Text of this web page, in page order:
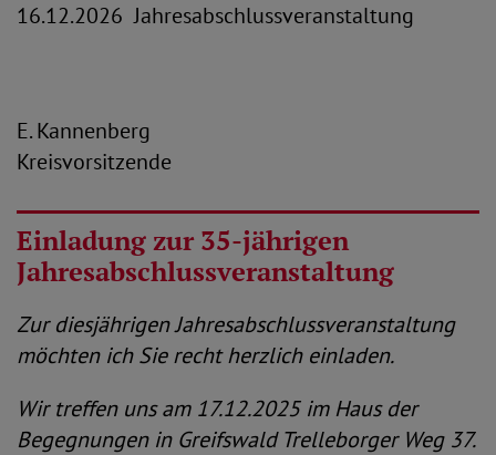
16.12.2026 Jahresabschlussveranstaltung
E. Kannenberg
Kreisvorsitzende
Einladung zur 35-jährigen
Jahresabschlussveranstaltung
Zur diesjährigen Jahresabschlussveranstaltung
möchten ich Sie recht herzlich einladen.
Wir treffen uns am 17.12.2025 im Haus der
Begegnungen in Greifswald Trelleborger Weg 37.